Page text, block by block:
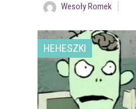
Wesoły Romek
HEHESZKI